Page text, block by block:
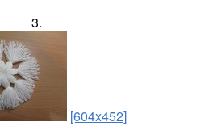
3.
[604x452]